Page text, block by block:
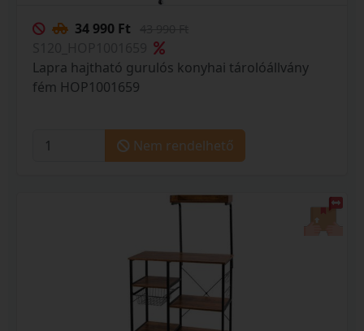
34 990 Ft
Lapra hajtható gurulós konyhai tárolóállvány
fém HOP1001659
Nem rendelhető